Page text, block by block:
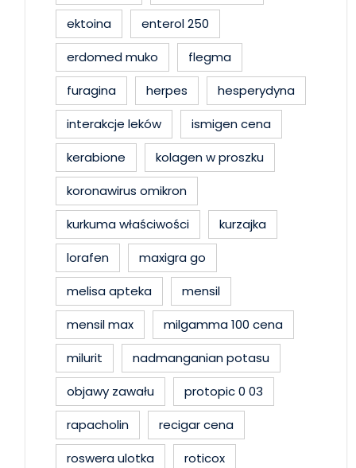
ektoina
enterol 250
erdomed muko
flegma
furagina
herpes
hesperydyna
interakcje leków
ismigen cena
kerabione
kolagen w proszku
koronawirus omikron
kurkuma właściwości
kurzajka
lorafen
maxigra go
melisa apteka
mensil
mensil max
milgamma 100 cena
milurit
nadmanganian potasu
objawy zawału
protopic 0 03
rapacholin
recigar cena
roswera ulotka
roticox